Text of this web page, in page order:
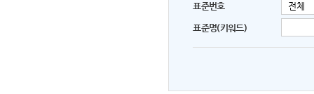
표준번호
표준명(키워드)